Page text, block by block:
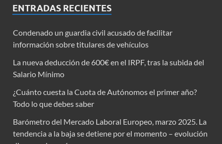
ENTRADAS RECIENTES
Condenado un guardia civil acusado de facilitar
información sobre titulares de vehículos
La nueva deducción de 600€ en el IRPF, tras la subida del
Salario Mínimo
¿Cuánto cuesta la Cuota de Autónomos el primer año?
Todo lo que debes saber
Barómetro del Mercado Laboral Europeo, marzo 2025. La
tendencia a la baja se detiene por el momento – evolución